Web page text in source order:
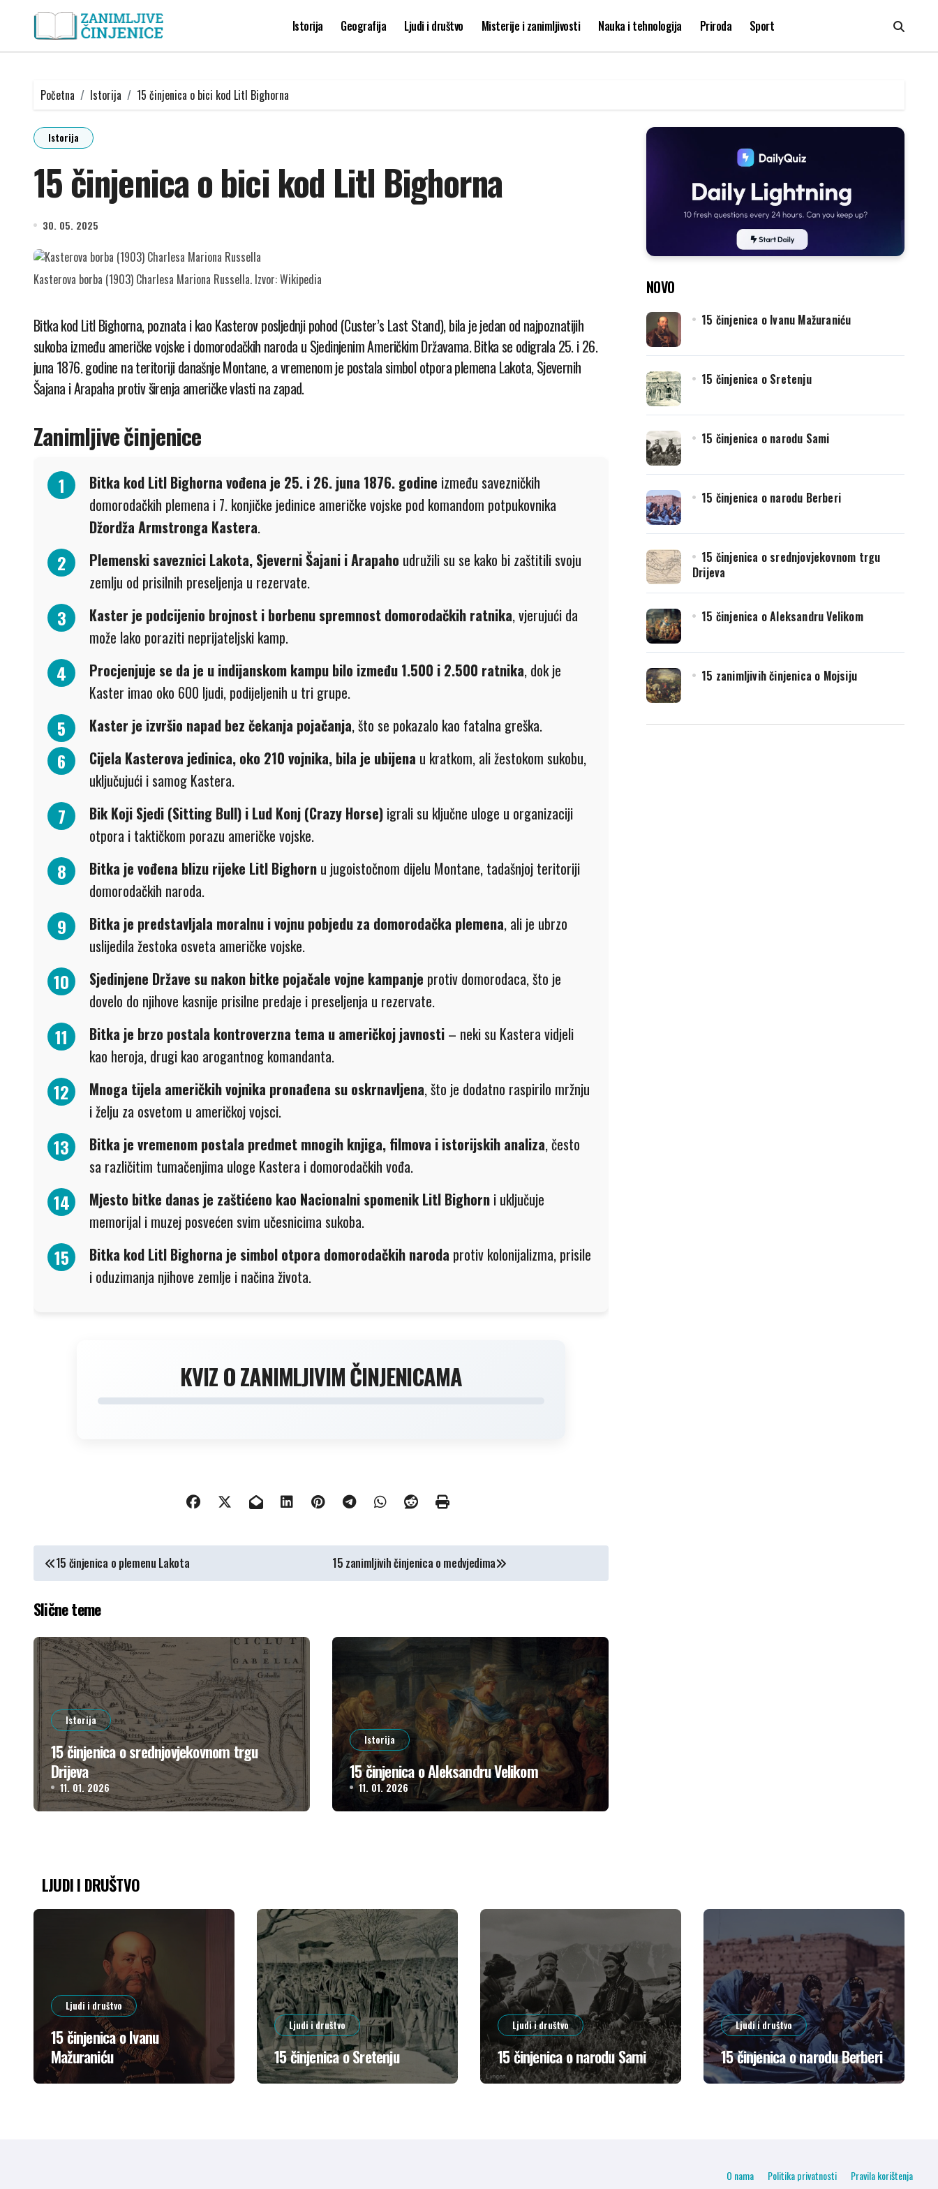
Istorija Geografija Ljudi i društvo Misterije i zanimljivosti Nauka i tehnologija Priroda Sport
Početna Istorija 15 činjenica o bici kod Litl Bighorna
Istorija
15 činjenica o bici kod Litl Bighorna
30. 05. 2025
Kasterova borba (1903) Charlesa Mariona Russella. Izvor: Wikipedia
Bitka kod Litl Bighorna, poznata i kao Kasterov posljednji pohod (Custer’s Last Stand), bila je jedan od najpoznatijih
sukoba između američke vojske i domorodačkih naroda u Sjedinjenim Američkim Državama. Bitka se odigrala 25. i 26.
juna 1876. godine na teritoriji današnje Montane, a vremenom je postala simbol otpora plemena Lakota, Sjevernih
Šajana i Arapaha protiv širenja američke vlasti na zapad.
Zanimljive činjenice
Bitka kod Litl Bighorna vođena je 25. i 26. juna 1876. godine između savezničkih
domorodačkih plemena i 7. konjičke jedinice američke vojske pod komandom potpukovnika
Džordža Armstronga Kastera.
Plemenski saveznici Lakota, Sjeverni Šajani i Arapaho udružili su se kako bi zaštitili svoju
zemlju od prisilnih preseljenja u rezervate.
Kaster je podcijenio brojnost i borbenu spremnost domorodačkih ratnika, vjerujući da
može lako poraziti neprijateljski kamp.
Procjenjuje se da je u indijanskom kampu bilo između 1.500 i 2.500 ratnika, dok je
Kaster imao oko 600 ljudi, podijeljenih u tri grupe.
Kaster je izvršio napad bez čekanja pojačanja, što se pokazalo kao fatalna greška.
Cijela Kasterova jedinica, oko 210 vojnika, bila je ubijena u kratkom, ali žestokom sukobu,
uključujući i samog Kastera.
Bik Koji Sjedi (Sitting Bull) i Lud Konj (Crazy Horse) igrali su ključne uloge u organizaciji
otpora i taktičkom porazu američke vojske.
Bitka je vođena blizu rijeke Litl Bighorn u jugoistočnom dijelu Montane, tadašnjoj teritoriji
domorodačkih naroda.
Bitka je predstavljala moralnu i vojnu pobjedu za domorodačka plemena, ali je ubrzo
uslijedila žestoka osveta američke vojske.
Sjedinjene Države su nakon bitke pojačale vojne kampanje protiv domorodaca, što je
dovelo do njihove kasnije prisilne predaje i preseljenja u rezervate.
Bitka je brzo postala kontroverzna tema u američkoj javnosti – neki su Kastera vidjeli
kao heroja, drugi kao arogantnog komandanta.
Mnoga tijela američkih vojnika pronađena su oskrnavljena, što je dodatno raspirilo mržnju
i želju za osvetom u američkoj vojsci.
Bitka je vremenom postala predmet mnogih knjiga, filmova i istorijskih analiza, često
sa različitim tumačenjima uloge Kastera i domorodačkih vođa.
Mjesto bitke danas je zaštićeno kao Nacionalni spomenik Litl Bighorn i uključuje
memorijal i muzej posvećen svim učesnicima sukoba.
Bitka kod Litl Bighorna je simbol otpora domorodačkih naroda protiv kolonijalizma, prisile
i oduzimanja njihove zemlje i načina života.
KVIZ O ZANIMLJIVIM ČINJENICAMA
КРЕТАЊЕ
ЧЛАНКА
15 činjenica o plemenu Lakota 15 zanimljivih činjenica o medvjedima
Slične teme
Istorija
15 činjenica o srednjovjekovnom trgu
Drijeva
11. 01. 2026
Istorija
15 činjenica o Aleksandru Velikom
11. 01. 2026
NOVO
15 činjenica o Ivanu Mažuraniću
15 činjenica o Sretenju
15 činjenica o narodu Sami
15 činjenica o narodu Berberi
15 činjenica o srednjovjekovnom trgu
Drijeva
15 činjenica o Aleksandru Velikom
15 zanimljivih činjenica o Mojsiju
LJUDI I DRUŠTVO
Ljudi i društvo
15 činjenica o Ivanu
Mažuraniću
Ljudi i društvo
15 činjenica o Sretenju
Ljudi i društvo
15 činjenica o narodu Sami
Ljudi i društvo
15 činjenica o narodu Berberi
O nama Politika privatnosti Pravila korištenja